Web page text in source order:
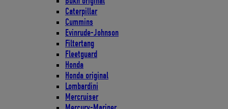
Caterpillar
Cummins
Evinrude-Johnson
Filtertang
Fleetguard
Honda
Honda original
Lombardini
Mercruiser